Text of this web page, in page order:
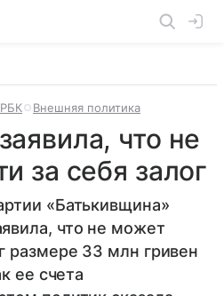
РБК Внешняя политика
что не
за себя залог
«Батькивщина»
что не может
размере 33 млн гривен
ее счета